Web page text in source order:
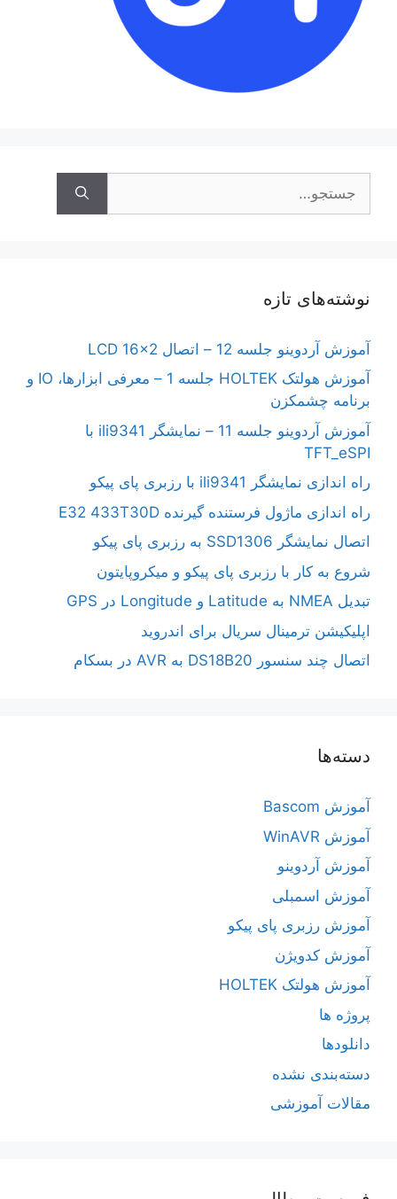
نوشته‌های تازه
آموزش آردوینو جلسه 12 – اتصال LCD 16×2
آموزش هولتک HOLTEK جلسه 1 – معرفی ابزارها، IO و
برنامه چشمکزن
آموزش آردوینو جلسه 11 – نمایشگر ili9341 با
TFT_eSPI
راه اندازی نمایشگر ili9341 با رزبری پای پیکو
راه اندازی ماژول فرستنده گیرنده E32 433T30D
اتصال نمایشگر SSD1306 به رزبری پای پیکو
شروع به کار با رزبری پای پیکو و میکروپایتون
تبدیل NMEA به Latitude و Longitude در GPS
اپلیکیشن ترمینال سریال برای اندروید
اتصال چند سنسور DS18B20 به AVR در بسکام
دسته‌ها
آموزش Bascom
آموزش WinAVR
آموزش آردوینو
آموزش اسمبلی
آموزش رزبری پای پیکو
آموزش کدویژن
آموزش هولتک HOLTEK
پروژه ها
دانلودها
دسته‌بندی نشده
مقالات آموزشی